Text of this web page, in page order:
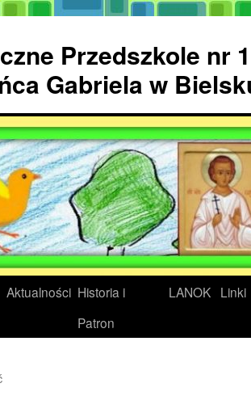
Przedszkole nr
Gabriela w
Aktualności Historia i
Patron
LANOK Linki